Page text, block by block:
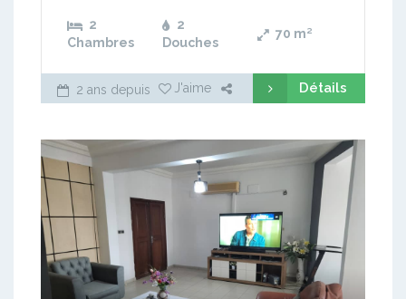
2
Chambres
2
Douches
70 m²
2 ans depuis J'aime Détails